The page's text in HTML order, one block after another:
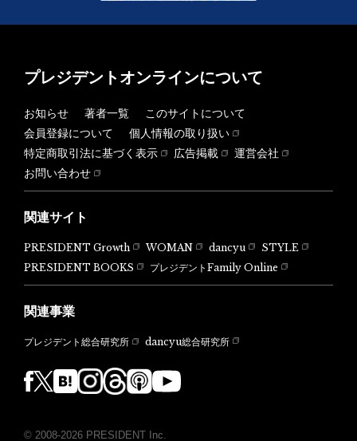
プレジデントオンラインについて
お知らせ 著者一覧
このサイトについて
会員登録について
個人情報の取り扱い
特定商取引法に基づく表示
広告掲載
運営会社
お問い合わせ
関連サイト
PRESIDENT Growth WOMAN dancyu
STYLE
PRESIDENT BOOKS
プレジデントFamily Online
関連事業
プレジデント総合研究所 dancyu総合研究所
© 2008-2026 PRESIDENT Inc.